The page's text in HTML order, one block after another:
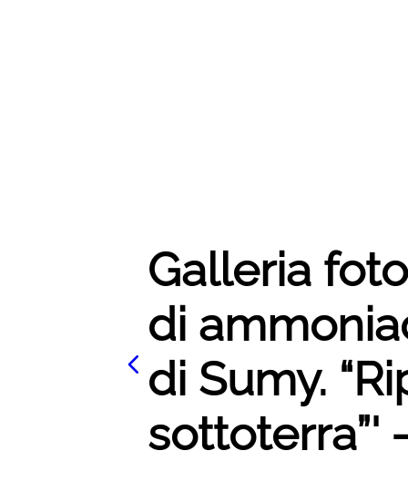
Galleria
di
di Sumy.
sottoterra”'